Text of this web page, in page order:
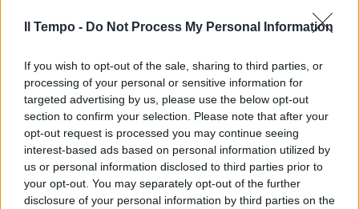
Il Tempo - Do Not Process My Personal Information
If you wish to opt-out of the sale, sharing to third parties, or
processing of your personal or sensitive information for
targeted advertising by us, please use the below opt-out
section to confirm your selection. Please note that after your
opt-out request is processed you may continue seeing
interest-based ads based on personal information utilized by
us or personal information disclosed to third parties prior to
your opt-out. You may separately opt-out of the further
disclosure of your personal information by third parties on the
«PER alcuni quelle immagini
sono diventate uno spettacolo e
prestarci a questo spettacolo».
26/11/2006
di FABRIZIO DELL'OREFICE
ROMANO Prodi ha deciso: è
l'Italia che è impazzita.